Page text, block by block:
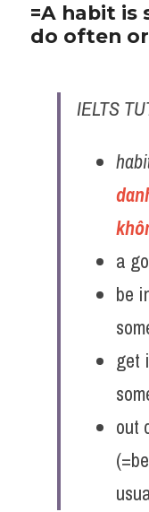
=A habit is
do often
IELTS
a
be
get
out